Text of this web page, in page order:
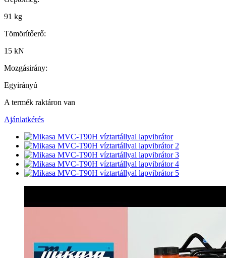
91 kg
Tömörítőerő:
15 kN
Mozgásirány:
Egyirányú
A termék raktáron van
Ajánlatkérés